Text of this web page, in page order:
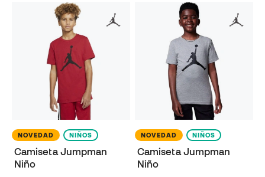
NOVEDAD NIÑOS
Camiseta Jumpman
Niño
NOVEDAD NIÑOS
Camiseta Jumpman
Niño